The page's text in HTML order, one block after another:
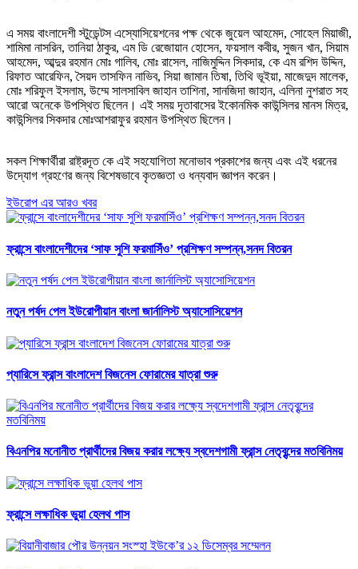
এ সময় বাংলাদেশী স্টুডেন্টস এস্যোসিয়েশনের পক্ষ থেকে জুয়েল আহমেদ, সোহেল মিয়াজী,
শামিমা নাসরিন, তানিয়া ঠাকুর, এম ডি রেজোয়ান হোসেন, ফয়সাল কবীর, সুজন খান, সিয়াম
আহমেদ, আব্দুর রহমান মোঃ গালিব, মোঃ রাসেল, নাজিমুদ্দিন সিকদার, কে এম রশিদ উদ্দিন,
রিফাত আরেফিন, সৈয়দ তাসফিন নাভিব, সিয়া জামান তিষা, তিথি ভূইয়া, মাজেদুদ মালেক,
মোঃ শরিফুল ইসলাম, উম্মে সালসাবিল জাহান তাশিনা, সানজিদা জাহান, এলিনা নুশরাত সহ
আরো অনেকে উপস্থিত ছিলেন। এই সময় দূতাবাসের ইকোনমিক কাউন্সিলর মানস মিত্র,
কাউন্সিলর সিকদার মোঃআশরাফুর রহমান উপস্থিত ছিলেন।
সকল শিক্ষার্থীরা রাষ্ট্রদূত কে এই সহযোগিতা মনোভাব প্রকাশের জন্য এবং এই ধরনের
উদ্যোগ গ্রহণের জন্য বিশেষভাবে কৃতজ্ঞতা ও ধন্যবাদ জ্ঞাপন করেন।
ইউরোপ এর আরও খবর
ফ্রান্সে বাংলাদেশীদের ‘সাফ সুশি ফরমাসিঁও’ প্রশিক্ষণ সম্পন্ন,সনদ বিতরন
নতুন পর্ষদ পেল ইউরোপীয়ান বাংলা জার্নালিস্ট অ্যাসোসিয়েশন
প্যারিসে ফ্রান্স বাংলাদেশ বিজনেস ফোরামের যাত্রা শুরু
বিএনপির মনোনীত প্রার্থীদের বিজয় করার লক্ষ্যে স্বদেশগামী ফ্রান্স নেতৃবৃন্দের মতবিনিময়
ফ্রান্সে লক্ষাধিক ভুয়া হেলথ পাস